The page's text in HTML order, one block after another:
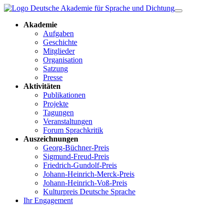
Akademie
Aufgaben
Geschichte
Mitglieder
Organisation
Satzung
Presse
Aktivitäten
Publikationen
Projekte
Tagungen
Veranstaltungen
Forum Sprachkritik
Auszeichnungen
Georg-Büchner-Preis
Sigmund-Freud-Preis
Friedrich-Gundolf-Preis
Johann-Heinrich-Merck-Preis
Johann-Heinrich-Voß-Preis
Kulturpreis Deutsche Sprache
Ihr Engagement